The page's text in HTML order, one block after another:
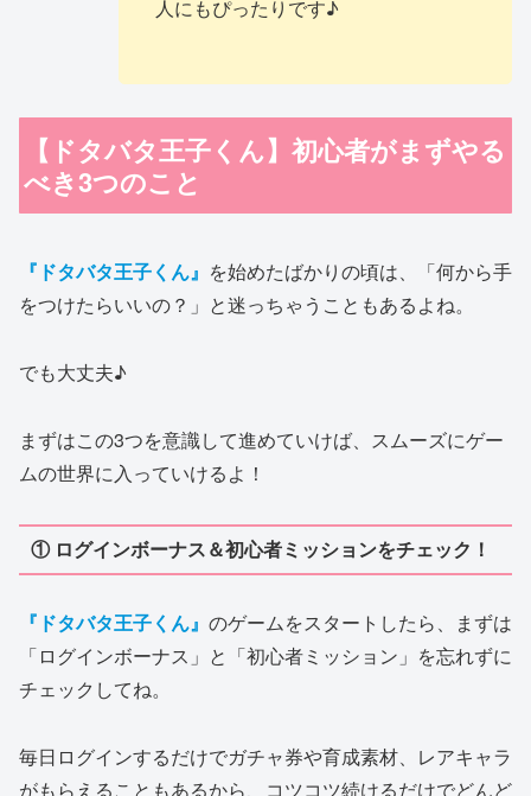
人にもぴったりです♪
【ドタバタ王子くん】初心者がまずやる
べき3つのこと
『ドタバタ王子くん』 を始めたばかりの頃は、「何から手
をつけたらいいの？」と迷っちゃうこともあるよね。
でも大丈夫♪
まずはこの3つを意識して進めていけば、スムーズにゲー
ムの世界に入っていけるよ！
① ログインボーナス＆初心者ミッションをチェック！
『ドタバタ王子くん』 のゲームをスタートしたら、まずは
「ログインボーナス」と「初心者ミッション」を忘れずに
チェックしてね。
毎日ログインするだけでガチャ券や育成素材、レアキャラ
がもらえることもあるから、コツコツ続けるだけでどんど